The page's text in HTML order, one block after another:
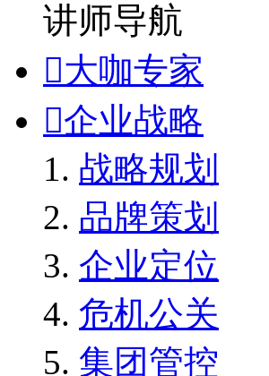
讲师导航
大咖专家
企业战略
战略规划
品牌策划
企业定位
危机公关
集团管控